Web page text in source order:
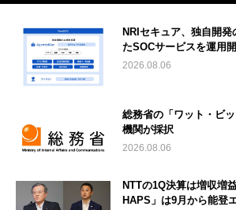
NRIセキュア、独自開
たSOCサービスを運用
2026.08.06
総務省の「ワット・ビ
機関が採択
2026.08.06
NTTの1Q決算は増収増
HAPS」は9月から能登